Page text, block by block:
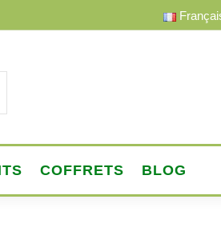
COFFRETS BLOG